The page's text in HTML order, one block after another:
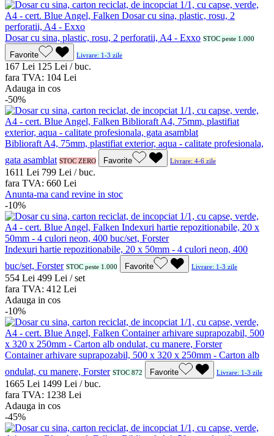
Dosar cu sina, plastic, rosu, 2 perforatii, A4 - Exxo STOC peste 1.000
Favorite Livrare: 1-3 zile
167 Lei 1 25 Lei / buc.
fara TVA: 104 Lei
Adauga in cos
-50%
Biblioraft A4, 75mm, plastifiat exterior, aqua - calitate profesionala,
gata asamblat STOC ZERO Favorite Livrare: 4-6 zile
1611 Lei 799 Lei / buc.
fara TVA: 660 Lei
Anunta-ma cand revine in stoc
-10%
Indexuri hartie repozitionabile, 20 x 50mm - 4 culori neon, 400
buc/set, Forster STOC peste 1.000 Favorite Livrare: 1-3 zile
554 Lei 499 Lei / set
fara TVA: 412 Lei
Adauga in cos
-10%
Container arhivare suprapozabil, 500 x 320 x 250mm - Carton alb
ondulat, cu manere, Forster STOC 872 Favorite Livrare: 1-3 zile
1665 Lei 1499 Lei / buc.
fara TVA: 1238 Lei
Adauga in cos
-45%